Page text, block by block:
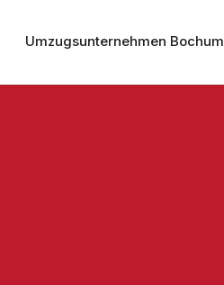
Umzugsunternehmen Bochum